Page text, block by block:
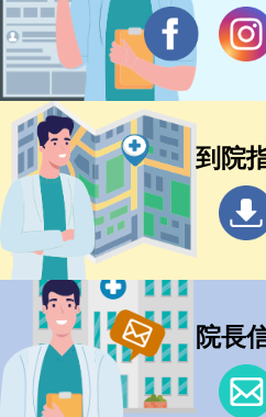
到院
院長